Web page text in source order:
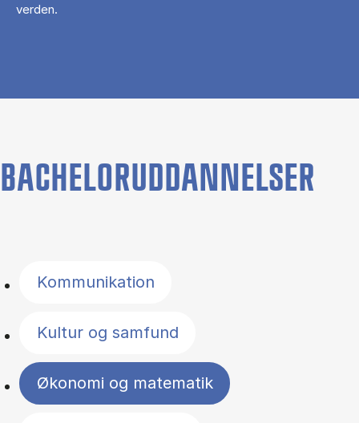
verden.
BACHELORUDDANNELSER
Kommunikation
Kultur og samfund
Økonomi og matematik